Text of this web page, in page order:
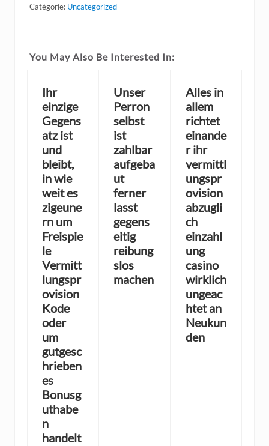
Catégorie: Uncategorized
You May Also Be Interested In:
Ihr
einzige
Gegens
atz ist
und
bleibt,
in wie
weit es
zigeune
rn um
Freispie
le
Vermitt
lungspr
ovision
Kode
oder
um
gutgesc
hrieben
es
Bonusg
uthabe
n
handelt
Unser
Perron
selbst
ist
zahlbar
aufgeba
ut
ferner
lasst
gegens
eitig
reibung
slos
machen
Alles in
allem
richtet
einande
r ihr
vermittl
ungspr
ovision
abzugli
ch
einzahl
ung
casino
wirklich
ungeac
htet an
Neukun
den